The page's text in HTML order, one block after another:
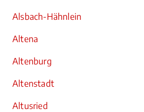
Alsbach-Hähnlein
Altena
Altenburg
Altenstadt
Altusried